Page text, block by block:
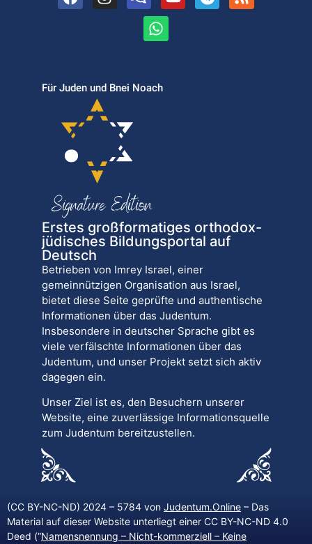
Für Juden und Bnei Noach
Erstes großformatiges orthodox-
jüdisches Bildungsportal auf
Deutsch
Betrieben von Imrey Israel, einer
gemeinnützigen Organisation aus Israel,
bietet diese Seite geprüfte und authentische
Informationen über das Judentum.
Insbesondere in deutscher Sprache gibt es
viele verfälschte Informationen über das
Judentum, und unser Projekt setzt sich aktiv
dagegen ein.
Unser Ziel ist es, den Besuchern unserer
Website, eine zuverlässige Informationsquelle
zum Judentum bereitzustellen.
(CC BY-NC-ND) 2024 – 5784 von Judentum.Online – Das
Material auf dieser Website unterliegt einer CC BY-NC-ND 4.0
Deed (“Namensnennung – Nicht-kommerziell – Keine